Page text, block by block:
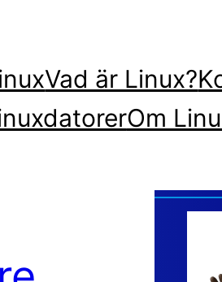
Vad är Linux?
Om